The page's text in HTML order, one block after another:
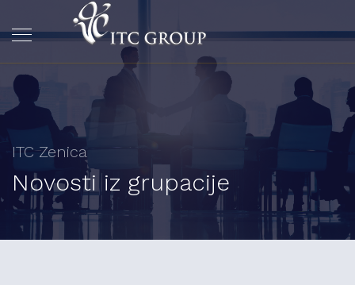
ITC Zenica
Novosti iz grupacije